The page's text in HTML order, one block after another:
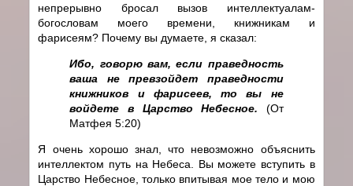
непрерывно бросал вызов интеллектуалам-
богословам моего времени, книжникам и
фарисеям? Почему вы думаете, я сказал:
Ибо, говорю вам, если праведность
ваша не превзойдет праведности
книжников и фарисеев, то вы не
войдете в Царство Небесное. (От
Матфея 5:20)
Я очень хорошо знал, что невозможно объяснить
интеллектом путь на Небеса. Вы можете вступить в
Царство Небесное, только впитывая мое тело и мою